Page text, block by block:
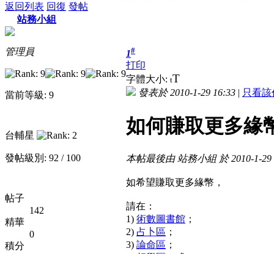
返回列表 回復 發帖
站務小組
管理員
當前等級: 9
台輔星
發帖級別: 92 / 100
帖子
142
精華
0
積分
1#
打印
字體大小: tT
發表於 2010-1-29 16:33 | 只看該
如何賺取更多緣
本帖最後由 站務小組 於 2010-1-29
如希望賺取更多緣幣，
請在：
1) 術數圖書館 ；
2) 占卜區 ；
3) 論命區 ；